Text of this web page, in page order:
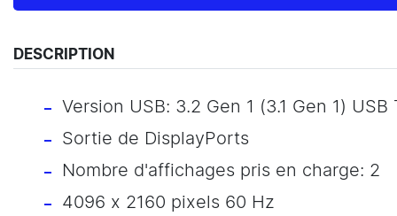
DESCRIPTION
Version USB: 3.2 Gen 1 (3.1 Gen 1)
Sortie de DisplayPorts
Nombre d'affichages pris en charge: 2
4096 x 2160 pixels 60 Hz